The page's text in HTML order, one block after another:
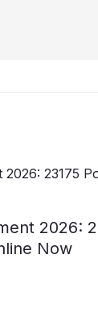
2026:
Now